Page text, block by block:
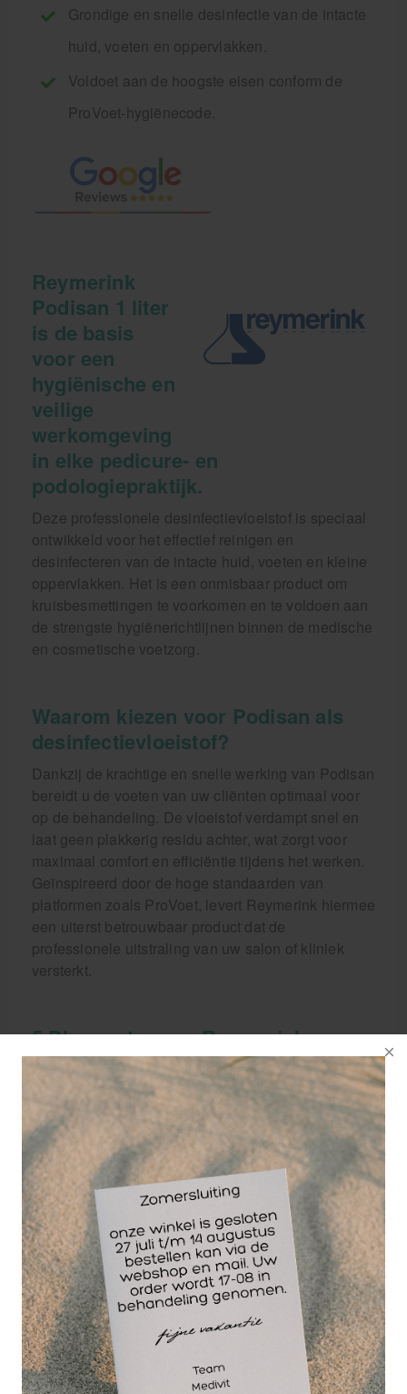
Grondige en snelle desinfectie van de intacte
huid, voeten en oppervlakken.
Voldoet aan de hoogste eisen conform de
ProVoet-hygiënecode.
Reymerink
Podisan 1 liter
is de basis
voor een
hygiënische en
veilige
werkomgeving
in elke pedicure- en
podologiepraktijk.
Deze professionele desinfectievloeistof is speciaal
ontwikkeld voor het effectief reinigen en
desinfecteren van de intacte huid, voeten en kleine
oppervlakken. Het is een onmisbaar product om
kruisbesmettingen te voorkomen en te voldoen aan
de strengste hygiënerichtlijnen binnen de medische
en cosmetische voetzorg.
Waarom kiezen voor Podisan als
desinfectievloeistof?
Dankzij de krachtige en snelle werking van Podisan
bereidt u de voeten van uw cliënten optimaal voor
op de behandeling. De vloeistof verdampt snel en
laat geen plakkerig residu achter, wat zorgt voor
maximaal comfort en efficiëntie tijdens het werken.
Geïnspireerd door de hoge standaarden van
platformen zoals ProVoet, levert Reymerink hiermee
een uiterst betrouwbaar product dat de
professionele uitstraling van uw salon of kliniek
versterkt.
5 Pluspunten van Reymerink
Podisan
Uitermate geschikt voor zowel effectieve
huiddesinfectie als het reinigen van instrumenten
en oppervlakken.
Verdampt vlot en plakt niet, waardoor u direct
kunt starten met de pedicurebehandeling.
Sluit perfect aan bij de wettelijke hygiënecodes
en richtlijnen voor de voetzorgbranche.
Speciaal geformuleerd om uitdroging en irritatie
van de behandelde huid te minimaliseren.
Uitstekende prijs-kwaliteit
Toepassingsgebied en dosering